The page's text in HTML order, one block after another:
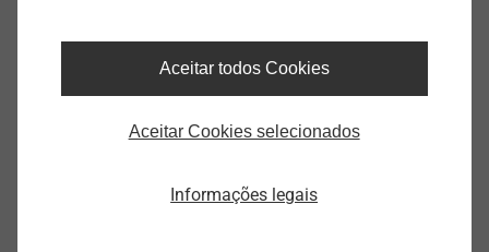
VOLTtec
Fasteners
Aceitar todos Cookies
Aceitar Cookies selecionados
Informações legais